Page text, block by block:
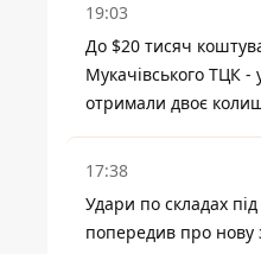
19:03
До $20 тисяч
Мукачівського ТЦК -
отримали двоє
17:38
Удари по складах
попередив про нову